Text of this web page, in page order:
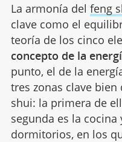
La armonía del feng
clave como el
teoría de los cinco
concepto de la
punto, el de la
tres zonas clave
shui: la primera de
segunda es la
dormitorios, en los